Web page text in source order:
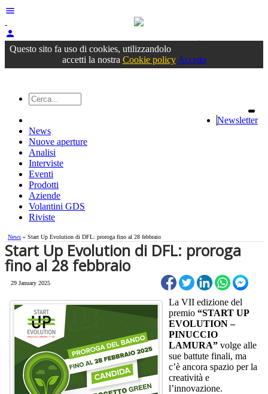
menu
person
Accedioppure registrati
Questo sito fa uso di cookies, utilizzandolo
accetti la nostra Cookie policy Accetta
Newsletter
News
Nuove aperture
Analisi
Interviste
Eventi
Prodotti
Aziende
Volantini GDS
Riviste
News » Start Up Evolution di DFL: proroga fino al 28 febbraio
Start Up Evolution di DFL: proroga
fino al 28 febbraio
29 January 2025
La VII edizione del
premio “START UP
EVOLUTION –
PINUCCIO
LAMURA” volge alle
sue battute finali, ma
c’è ancora spazio per la
creatività e
l’innovazione.